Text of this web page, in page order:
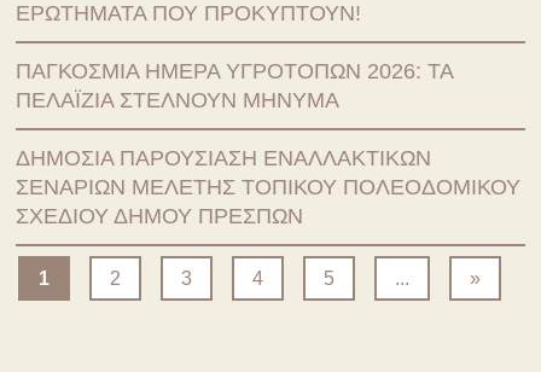
ΕΡΩΤΗΜΑΤΑ ΠΟΥ ΠΡΟΚΥΠΤΟΥΝ!
ΠΑΓΚΟΣΜΙΑ ΗΜΕΡΑ ΥΓΡΟΤΟΠΩΝ 2026: ΤΑ
ΠΕΛΑΪΖΙΑ ΣΤΕΛΝΟΥΝ ΜΗΝΥΜΑ
ΔΗΜΟΣΙΑ ΠΑΡΟΥΣΙΑΣΗ ΕΝΑΛΛΑΚΤΙΚΩΝ
ΣΕΝΑΡΙΩΝ ΜΕΛΕΤΗΣ ΤΟΠΙΚΟΥ ΠΟΛΕΟΔΟΜΙΚΟΥ
ΣΧΕΔΙΟΥ ΔΗΜΟΥ ΠΡΕΣΠΩΝ
1 2 3 4 5 ... »